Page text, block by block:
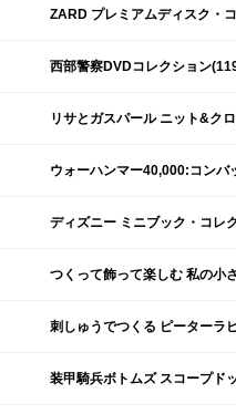
ZARD プレミアムディスク・
西部警察DVDコレクション
リサとガスパール ニット&ク
ウォーハンマー40,000:コンバ
ディズニー ミニブック・コレ
つくって飾って楽しむ 私の小
刺しゅうでつくる ピーターラ
装甲騎兵ボトムズ スコープド